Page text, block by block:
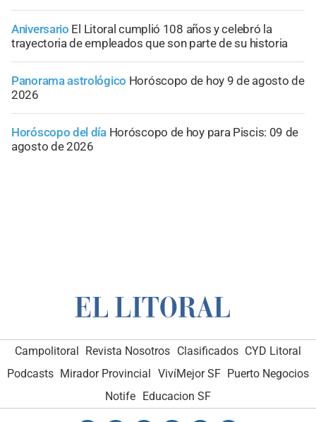
Aniversario El Litoral cumplió 108 años y celebró la
trayectoria de empleados que son parte de su historia
Panorama astrológico Horóscopo de hoy 9 de agosto de
2026
Horóscopo del día Horóscopo de hoy para Piscis: 09 de
agosto de 2026
Campolitoral Revista Nosotros Clasificados CYD Litoral
Podcasts Mirador Provincial VivíMejor SF Puerto Negocios
Notife
Educacion SF